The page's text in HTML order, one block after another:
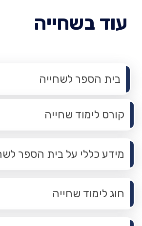
עוד בשחייה
תפריט משנה
בית הספר לשחייה
קורס לימוד שחייה
מידע כללי על בית הספר
חוג לימוד שחייה